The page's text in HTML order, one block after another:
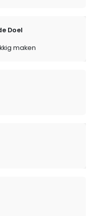
Doel
maken